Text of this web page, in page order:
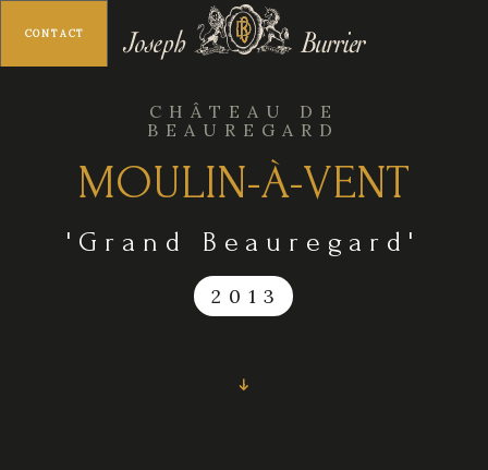
MENU
CONTACT
CHÂTEAU DE
BEAUREGARD
MOULIN-À-VENT
'Grand Beauregard'
2013